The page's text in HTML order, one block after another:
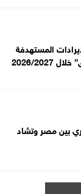
المستهدفة
2027
بين مصر وتشاد